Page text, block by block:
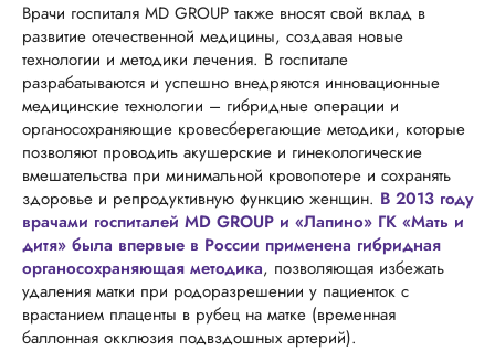
Врачи госпиталя MD GROUP также вносят свой вклад в
развитие отечественной медицины, создавая новые
технологии и методики лечения. В госпитале
разрабатываются и успешно внедряются инновационные
медицинские технологии – гибридные операции и
органосохраняющие кровесберегающие методики, которые
позволяют проводить акушерские и гинекологические
вмешательства при минимальной кровопотере и сохранять
здоровье и репродуктивную функцию женщин. В 2013 году
врачами госпиталей MD GROUP и «Лапино» ГК «Мать и
дитя» была впервые в России применена гибридная
органосохраняющая методика, позволяющая избежать
удаления матки при родоразрешении у пациенток с
врастанием плаценты в рубец на матке (временная
баллонная окклюзия подвздошных артерий).